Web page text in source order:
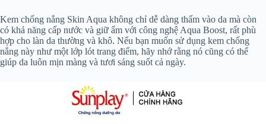
Kem chống nắng Skin Aqua không chỉ dễ dàng thấm vào da mà còn
có khả năng cấp nước và giữ ẩm với công nghệ Aqua Boost, rất phù
hợp cho làn da thường và khô. Nếu bạn muốn sử dụng kem chống
nắng này như một lớp lót trang điểm, hãy nhớ rằng nó cũng có thể
giúp da luôn mịn màng và tươi sáng suốt cả ngày.